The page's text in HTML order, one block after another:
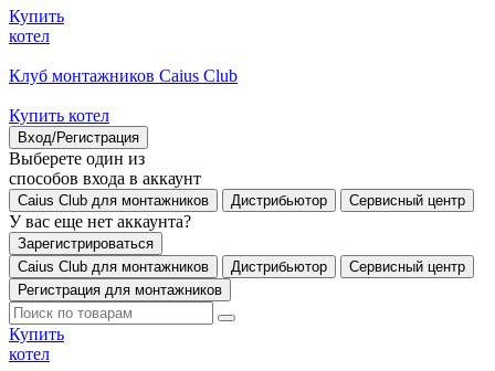
Купить
котел
Клуб монтажников Caius Club
Купить котел
Вход/Регистрация
Выберете один из
способов входа в аккаунт
Caius Club для монтажников Дистрибьютор Сервисный центр
У вас еще нет аккаунта?
Зарегистрироваться
Caius Club для монтажников
Дистрибьютор
Сервисный центр
Регистрация для монтажников
Купить
котел